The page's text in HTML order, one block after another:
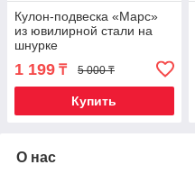
Кулон-подвеска «Марс»
из ювилирной стали на
шнурке
1 199 ₸ 5 000 ₸
Купить
О нас